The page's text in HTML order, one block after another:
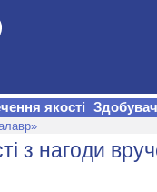
якості
з нагоди